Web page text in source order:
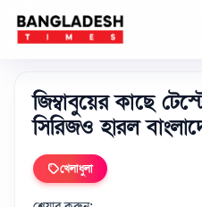
জিম্বাবুয়ের কাছে
সিরিজও হারল
খেলাধুলা